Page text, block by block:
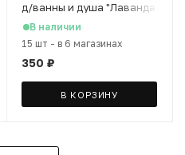
д/ванны и душа "Лаванда
и мед" Shower gel and
bubble bath, 500 мл
В наличии
15 шт - в 6 магазинах
350 ₽
В КОРЗИНУ